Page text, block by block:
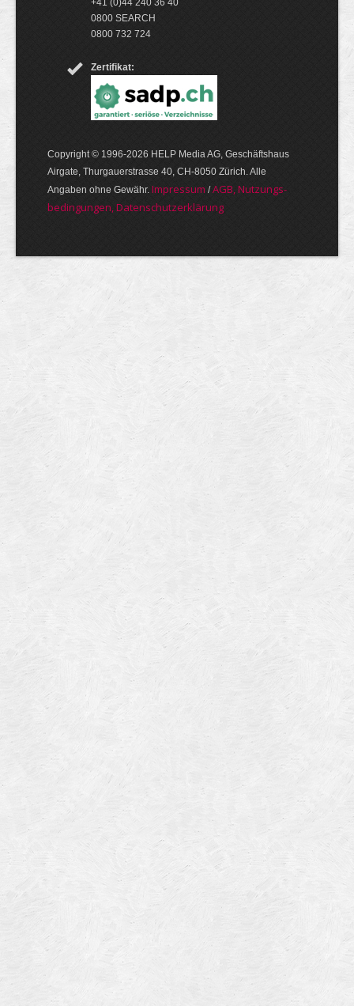
0800 SEARCH
0800 732 724
Zertifikat:
Copyright © 1996-2026 HELP Media AG, Geschäftshaus
Airgate, Thurgauer­strasse 40, CH-8050 Zürich. Alle
Angaben ohne Gewähr. Im­pres­sum /AGB, Nut­zungs­
bedin­gungen, Daten­schutz­er­klärung